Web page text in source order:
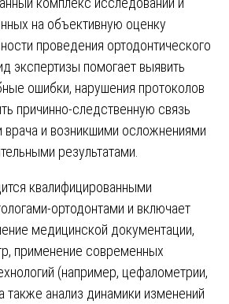
на объективную оценку
проведения ортодонтического
экспертизы помогает выявить
ошибки, нарушения протоколов
причинно-следственную связь
и возникшими осложнениями
результатами.
квалифицированными
ортодонтами и включает
медицинской документации,
применение современных
(например, цефалометрии,
также анализ динамики изменений